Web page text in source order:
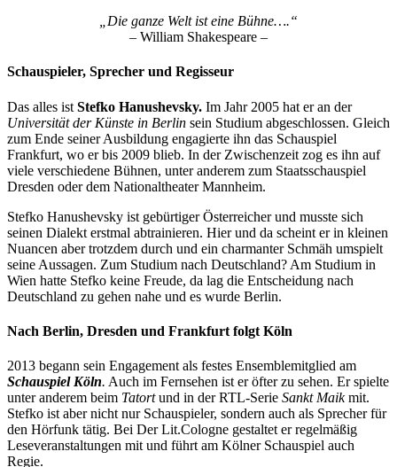
„Die ganze Welt ist eine Bühne….“
– William Shakespeare –
Schauspieler, Sprecher und Regisseur
Das alles ist Stefko Hanushevsky. Im Jahr 2005 hat er an der
Universität der Künste in Berlin sein Studium abgeschlossen. Gleich
zum Ende seiner Ausbildung engagierte ihn das Schauspiel
Frankfurt, wo er bis 2009 blieb. In der Zwischenzeit zog es ihn auf
viele verschiedene Bühnen, unter anderem zum Staatsschauspiel
Dresden oder dem Nationaltheater Mannheim.
Stefko Hanushevsky ist gebürtiger Österreicher und musste sich
seinen Dialekt erstmal abtrainieren. Hier und da scheint er in kleinen
Nuancen aber trotzdem durch und ein charmanter Schmäh umspielt
seine Aussagen. Zum Studium nach Deutschland? Am Studium in
Wien hatte Stefko keine Freude, da lag die Entscheidung nach
Deutschland zu gehen nahe und es wurde Berlin.
Nach Berlin, Dresden und Frankfurt folgt Köln
2013 begann sein Engagement als festes Ensemblemitglied am
Schauspiel Köln. Auch im Fernsehen ist er öfter zu sehen. Er spielte
unter anderem beim Tatortund in der RTL-Serie Sankt Maikmit.
Stefko ist aber nicht nur Schauspieler, sondern auch als Sprecher für
den Hörfunk tätig. Bei Der Lit.Cologne gestaltet er regelmäßig
Leseveranstaltungen mit und führt am Kölner Schauspiel auch
Regie.